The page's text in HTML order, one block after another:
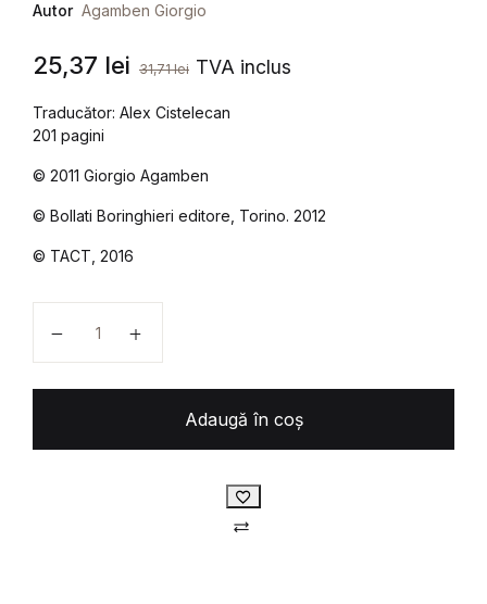
Autor Agamben Giorgio
25,37 lei 31,71lei TVA inclus
Traducător: Alex Cistelecan
201 pagini
© 2011 Giorgio Agamben
© Bollati Boringhieri editore, Torino. 2012
© TACT, 2016
Adaugă în coș